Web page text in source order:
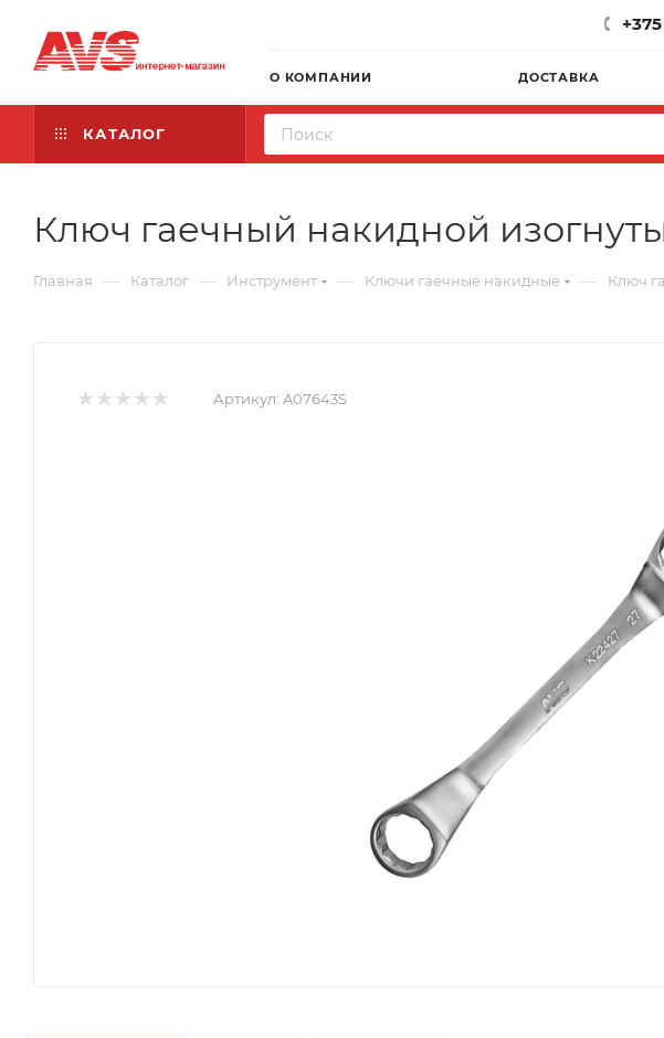
+375
О КОМПАНИИ ДОСТАВКА
КАТАЛОГ
Ключ гаечный накидной
Главная — Каталог — Инструмент — Ключи гаечные накидные — Ключ
Артикул: A07643S